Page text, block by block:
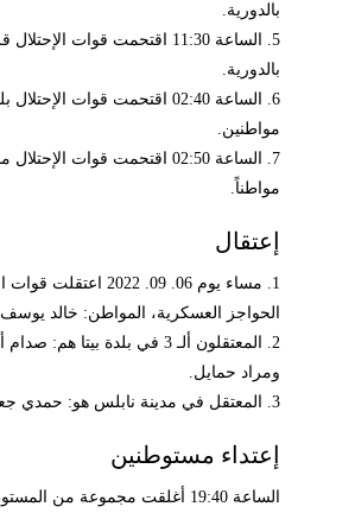
بالدورية.
5. الساعة 11:30 اقتحمت قوات
بالدورية.
مواطنين.
7. الساعة 02:50 اقتحمت قوات
مواطناً.
إعتقال
1. مساء يوم 06. 09. 2022
الحواجز العسكرية، المواطن: خالد يوسف
2. المعتقلون ألـ 3 في بلدة
ومراد حمايل.
3. المعتقل في مدينة نابلس هو: حمدي جعارة.
إعتداء مستوطنين
الساعة 19:40 أغلقت مجموعة من